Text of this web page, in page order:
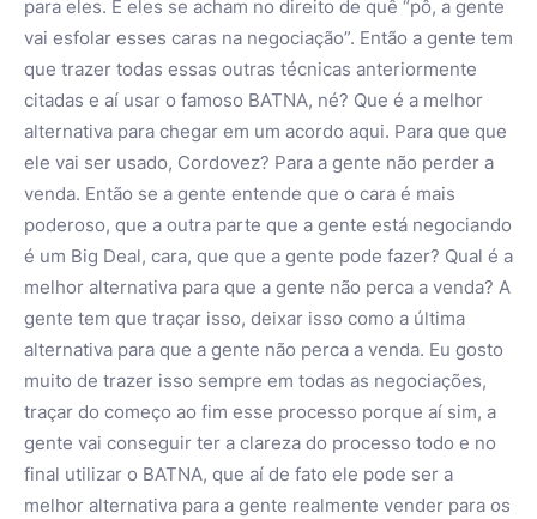
para eles. E eles se acham no direito de quê “pô, a gente
vai esfolar esses caras na negociação”. Então a gente tem
que trazer todas essas outras técnicas anteriormente
citadas e aí usar o famoso BATNA, né? Que é a melhor
alternativa para chegar em um acordo aqui. Para que que
ele vai ser usado, Cordovez? Para a gente não perder a
venda. Então se a gente entende que o cara é mais
poderoso, que a outra parte que a gente está negociando
é um Big Deal, cara, que que a gente pode fazer? Qual é a
melhor alternativa para que a gente não perca a venda? A
gente tem que traçar isso, deixar isso como a última
alternativa para que a gente não perca a venda. Eu gosto
muito de trazer isso sempre em todas as negociações,
traçar do começo ao fim esse processo porque aí sim, a
gente vai conseguir ter a clareza do processo todo e no
final utilizar o BATNA, que aí de fato ele pode ser a
melhor alternativa para a gente realmente vender para os